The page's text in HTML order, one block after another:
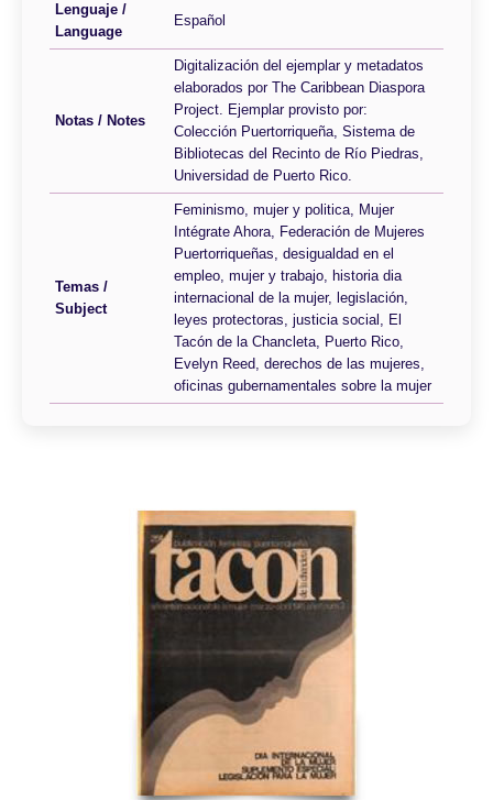
Lenguaje /
Language
Español
Notas / Notes
Digitalización del ejemplar y metadatos
elaborados por The Caribbean Diaspora
Project. Ejemplar provisto por:
Colección Puertorriqueña, Sistema de
Bibliotecas del Recinto de Río Piedras,
Universidad de Puerto Rico.
Temas /
Subject
Feminismo, mujer y politica, Mujer
Intégrate Ahora, Federación de Mujeres
Puertorriqueñas, desigualdad en el
empleo, mujer y trabajo, historia dia
internacional de la mujer, legislación,
leyes protectoras, justicia social, El
Tacón de la Chancleta, Puerto Rico,
Evelyn Reed, derechos de las mujeres,
oficinas gubernamentales sobre la mujer